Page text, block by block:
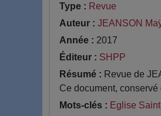
Type : Revue
Auteur : JEANSON
Année : 2017
Éditeur : SHPP
Résumé : Revue de
Ce document,
Mots-clés : Eglise